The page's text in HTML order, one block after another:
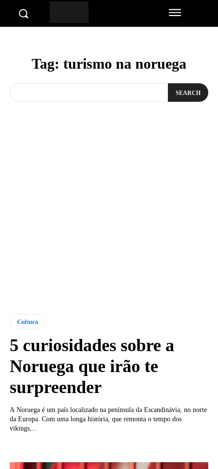
Tag: turismo na noruega
SEARCH
Cultura
5 curiosidades sobre a
Noruega que irão te
surpreender
A Noruega é um país localizado na península da Escandinávia, no norte
da Europa. Com uma longa história, que remonta o tempo dos
vikings,...